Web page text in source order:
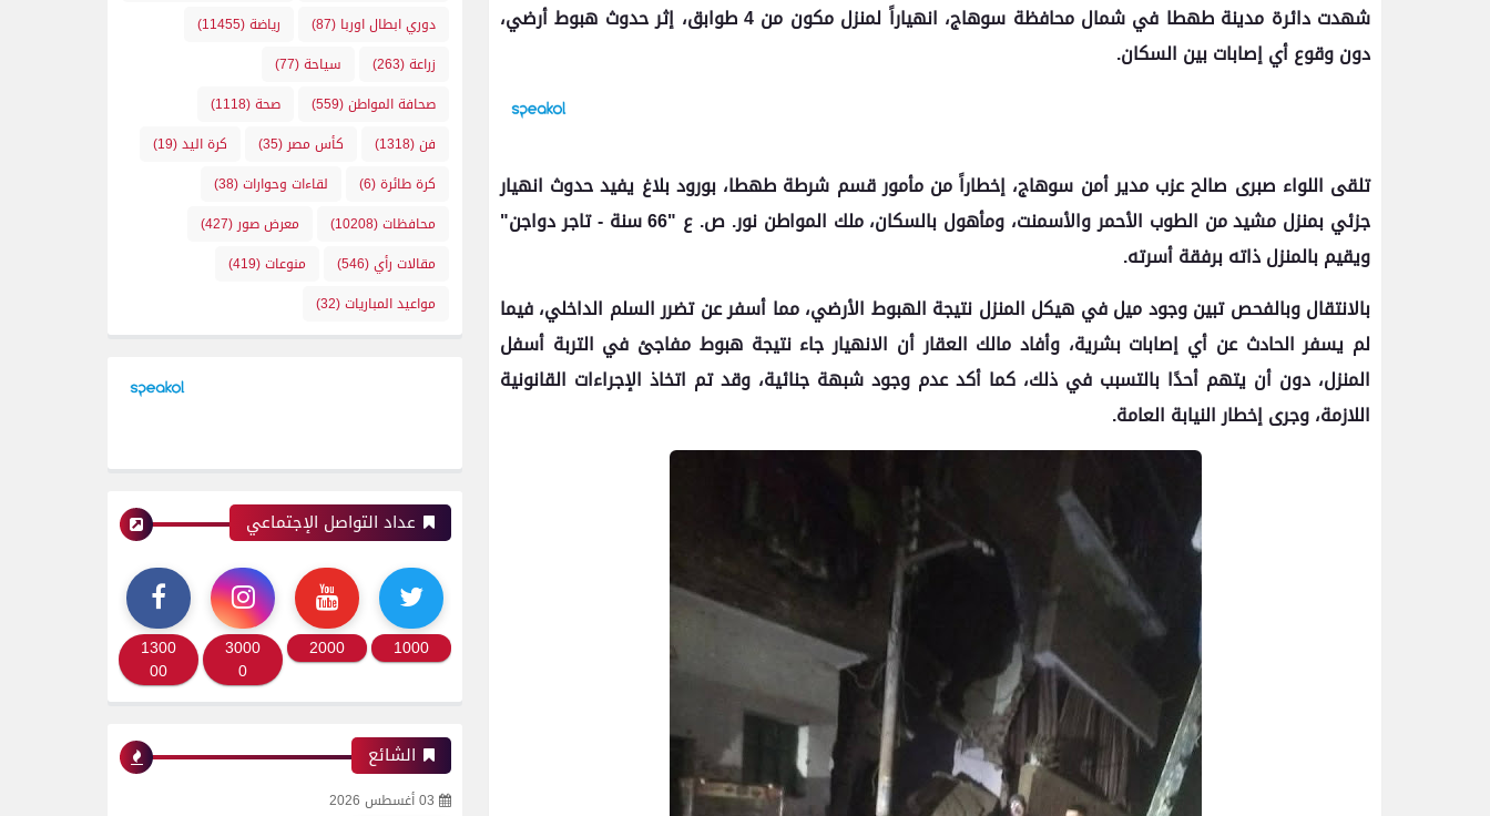
شهدت دائرة مدينة طهطا في شمال محافظة سوهاج، انهياراً لمنزل مكون من 4 طوابق، إثر حدوث هبوط أرضي،
دون وقوع أي إصابات بين السكان.
تلقى اللواء صبرى صالح عزب مدير أمن سوهاج، إخطاراً من مأمور قسم شرطة طهطا، بورود بلاغ يفيد حدوث انهيار
جزئي بمنزل مشيد من الطوب الأحمر والأسمنت، ومأهول بالسكان، ملك المواطن نور. ص. ع "66 سنة - تاجر دواجن"
ويقيم بالمنزل ذاته برفقة أسرته.
بالانتقال وبالفحص تبين وجود ميل في هيكل المنزل نتيجة الهبوط الأرضي، مما أسفر عن تضرر السلم الداخلي، فيما
لم يسفر الحادث عن أي إصابات بشرية، وأفاد مالك العقار أن الانهيار جاء نتيجة هبوط مفاجئ في التربة أسفل
المنزل، دون أن يتهم أحدًا بالتسبب في ذلك، كما أكد عدم وجود شبهة جنائية، وقد تم اتخاذ الإجراءات القانونية
اللازمة، وجرى إخطار النيابة العامة.
دوري ابطال اوربا (87) رياضة(11455)
زراعة(263) سياحة(77)
صحافة المواطن(559) صحة(1118)
فن(1318) كأس مصر (35) كرة اليد(19)
كرة طائرة(6) لقاءات وحوارات(38)
محافظات(10208) معرض صور (427)
مقالات رأي(546) منوعات(419)
مواعيد المباريات(32)
عداد التواصل الإجتماعي
1000
2000
3000
0
1300
00
الشائع
03 أغسطس 2026